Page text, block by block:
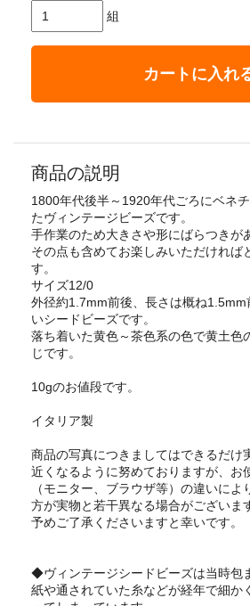
組
カートに入れ
商品の説明
1800年代後半～1920年代ごろにベネ
たヴィンテージビーズです。
手作業のため大きさや形にばらつきが
その点も含めてお楽しみいただければ
す。
サイズ12/0
外径約1.7mm前後、長さは概ね1.5mm
いシードビーズです。
落ち着いた黄色～茶色系の色で黄土色
じです。
10gのお値段です。
イタリア製
商品の写真につきましてはできるだけ
近くなるように努めておりますが、お
（モニター、ブラウザ等）の違いによ
方が実物と若干異なる場合がございま
予めご了承くださいますと幸いです。
◆ヴィンテージシードビーズは当時包
紙や通されていた糸などが経年で細か